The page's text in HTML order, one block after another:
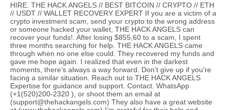
HIRE. THE HACK ANGELS // BEST BITCOIN // CRYPTO // ETH
// USDT // WALLET RECOVERY EXPERT If you are a victim of a
crypto investment scam, send your crypto to the wrong address
or someone hacked your wallet, THE HACK ANGELS can
recover your funds!. After losing $855,60 to a scam, I spent
three months searching for help. THE HACK ANGELS came
through when no one else could. They recovered my funds and
gave me hope again. I realized that even in the darkest
moments, there’s always a way forward. Don’t give up if you’re
facing a similar situation. Reach out to THE HACK ANGELS
Expertise for guidance and support. Contact. WhatsApp
(+1(520)200-2320 ), or shoot them an email at
(support@thehackangels.com) They also have a great website